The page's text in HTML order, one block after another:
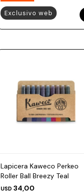
Exclusivo web
Lapicera Kaweco Perkeo
Roller Ball Breezy Teal
USD 34,00